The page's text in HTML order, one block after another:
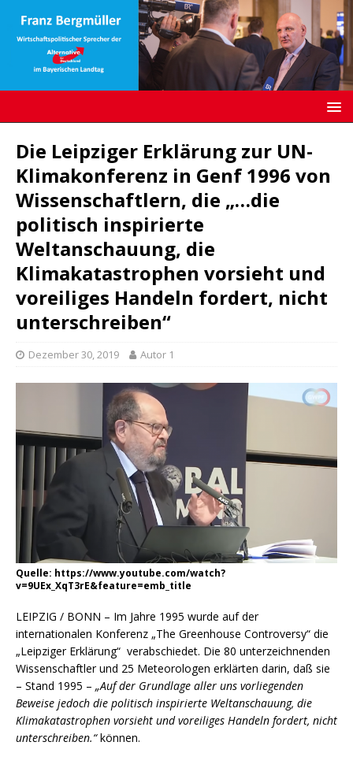
Die Leipziger Erklärung zur UN-
Klimakonferenz in Genf 1996 von
Wissenschaftlern, die „…die
politisch inspirierte
Weltanschauung, die
Klimakatastrophen vorsieht und
voreiliges Handeln fordert, nicht
unterschreiben“
Dezember 30, 2019 Autor 1
Quelle: https://www.youtube.com/watch?
v=9UEx_XqT3rE&feature=emb_title
LEIPZIG / BONN – Im Jahre 1995 wurde auf der
internationalen Konferenz „The Greenhouse Controversy“ die
„Leipziger Erklärung“ verabschiedet. Die 80 unterzeichnenden
Wissenschaftler und 25 Meteorologen erklärten darin, daß sie
– Stand 1995 – „Auf der Grundlage aller uns vorliegenden
Beweise jedoch die politisch inspirierte Weltanschauung, die
Klimakatastrophen vorsieht und voreiliges Handeln fordert, nicht
unterschreiben.“können.